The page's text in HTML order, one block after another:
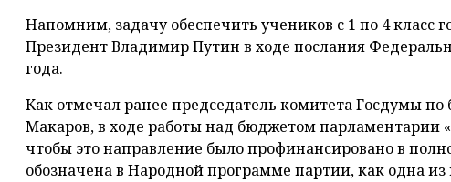
Напомним, задачу обеспечить учеников с 1 по 4 класс
Президент Владимир Путин в ходе послания
года.
Как отмечал ранее председатель комитета Госдумы
Макаров, в ходе работы над бюджетом парламентарии
чтобы это направление было профинансировано в
обозначена в Народной программе партии, как одна